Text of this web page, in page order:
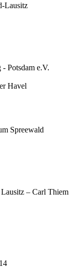
Lausitz
Potsdam e.V.
Havel
Spreewald
– Carl Thiem